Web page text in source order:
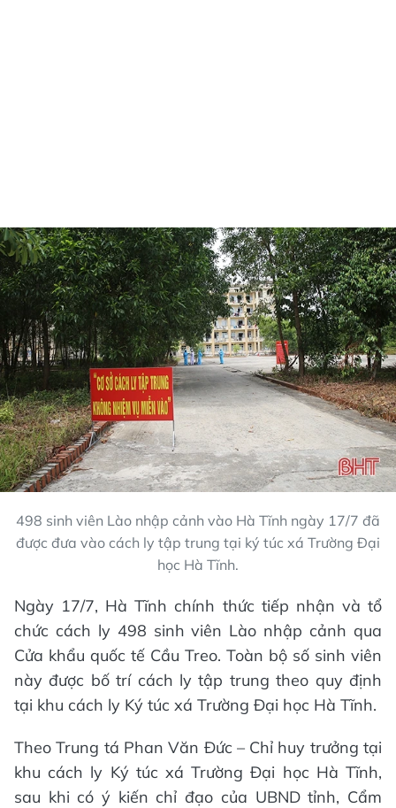
498 sinh viên Lào nhập cảnh vào Hà Tĩnh ngày 17/7 đã
được đưa vào cách ly tập trung tại ký túc xá Trường Đại
học Hà Tĩnh.
Ngày 17/7, Hà Tĩnh chính thức tiếp nhận và tổ
chức cách ly 498 sinh viên Lào nhập cảnh qua
Cửa khẩu quốc tế Cầu Treo. Toàn bộ số sinh viên
này được bố trí cách ly tập trung theo quy định
tại khu cách ly Ký túc xá Trường Đại học Hà Tĩnh.
Theo Trung tá Phan Văn Đức – Chỉ huy trưởng tại
khu cách ly Ký túc xá Trường Đại học Hà Tĩnh,
sau khi có ý kiến chỉ đạo của UBND tỉnh, Cẩm